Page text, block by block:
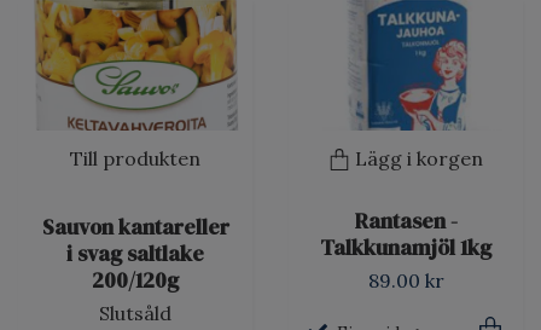
Till produkten
Sauvon kantareller
i svag saltlake
200/120g
Slutsåld
Lägg i korgen
Rantasen -
Talkkunamjöl 1kg
89.00 kr